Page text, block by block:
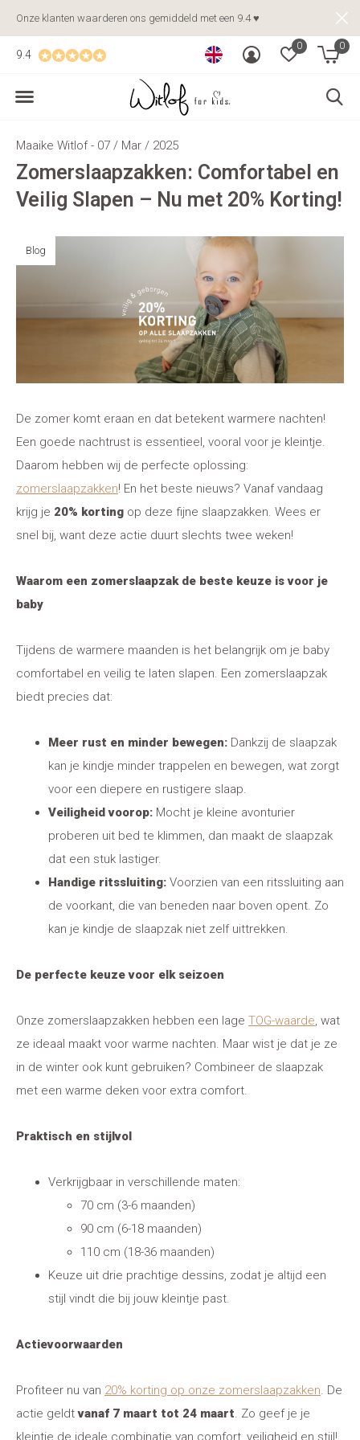
0 0
9.4
Onze klanten waarderen ons gemiddeld met een 9.4 ♥
Maaike Witlof - 07 / Mar / 2025
Zomerslaapzakken: Comfortabel en
Veilig Slapen – Nu met 20% Korting!
Blog
De zomer komt eraan en dat betekent warmere nachten!
Een goede nachtrust is essentieel, vooral voor je kleintje.
Daarom hebben wij de perfecte oplossing:
zomerslaapzakken! En het beste nieuws? Vanaf vandaag
krijg je 20% korting op deze fijne slaapzakken. Wees er
snel bij, want deze actie duurt slechts twee weken!
Waarom een zomerslaapzak de beste keuze is voor je
baby
Tijdens de warmere maanden is het belangrijk om je baby
comfortabel en veilig te laten slapen. Een zomerslaapzak
biedt precies dat:
Meer rust en minder bewegen: Dankzij de slaapzak
kan je kindje minder trappelen en bewegen, wat zorgt
voor een diepere en rustigere slaap.
Veiligheid voorop: Mocht je kleine avonturier
proberen uit bed te klimmen, dan maakt de slaapzak
dat een stuk lastiger.
Handige ritssluiting: Voorzien van een ritssluiting aan
de voorkant, die van beneden naar boven opent. Zo
kan je kindje de slaapzak niet zelf uittrekken.
De perfecte keuze voor elk seizoen
Onze zomerslaapzakken hebben een lage TOG-waarde, wat
ze ideaal maakt voor warme nachten. Maar wist je dat je ze
in de winter ook kunt gebruiken? Combineer de slaapzak
met een warme deken voor extra comfort.
Praktisch en stijlvol
Verkrijgbaar in verschillende maten:
70 cm (3-6 maanden)
90 cm (6-18 maanden)
110 cm (18-36 maanden)
Keuze uit drie prachtige dessins, zodat je altijd een
stijl vindt die bij jouw kleintje past.
Actievoorwaarden
Profiteer nu van 20% korting op onze zomerslaapzakken. De
actie geldtvanaf 7 maart tot 24 maart. Zo geef je je
kleintje de ideale combinatie van comfort, veiligheid en stijl!